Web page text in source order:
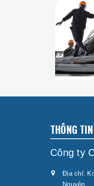
THÔNG
Công ty
Địa chỉ:
Nguyên